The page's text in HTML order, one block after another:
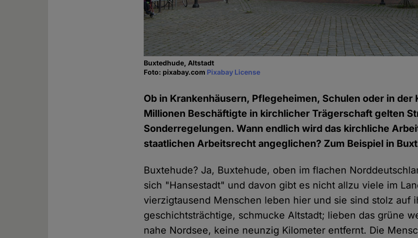
Buxtedhude, Altstadt
Foto: pixabay.com Pixabay License
Ob in Krankenhäusern, Pflegeheimen, Schulen oder in der
Millionen Beschäftigte in kirchlicher Trägerschaft gelten
Sonderregelungen. Wann endlich wird das kirchliche
staatlichen Arbeitsrecht angeglichen? Zum Beispiel in
Buxtehude? Ja, Buxtehude, oben im flachen
sich "Hansestadt" und davon gibt es nicht allzu viele im
vierzigtausend Menschen leben hier und sie sind stolz auf
geschichtsträchtige, schmucke Altstadt; lieben das grüne
nahe Nordsee, keine neunzig Kilometer entfernt. Die